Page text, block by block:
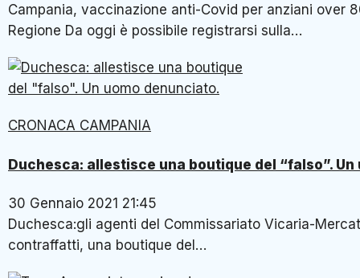
Campania, vaccinazione anti-Covid per anziani over
Regione Da oggi è possibile registrarsi sulla…
CRONACA CAMPANIA
Duchesca: allestisce una boutique del “falso”.
30 Gennaio 2021 21:45
Duchesca:gli agenti del Commissariato Vicaria-
contraffatti, una boutique del…